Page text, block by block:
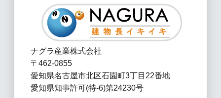
ナグラ産業株式会社
〒462-0855
愛知県名古屋市北区石園町3丁目22番地
愛知県知事許可(特-6)第24230号